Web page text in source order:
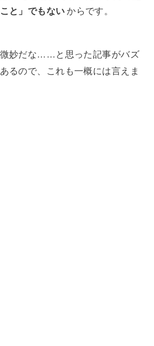
と」でもない からです。
微妙だな……と思った記事がバズ
るので、これも一概には言えま